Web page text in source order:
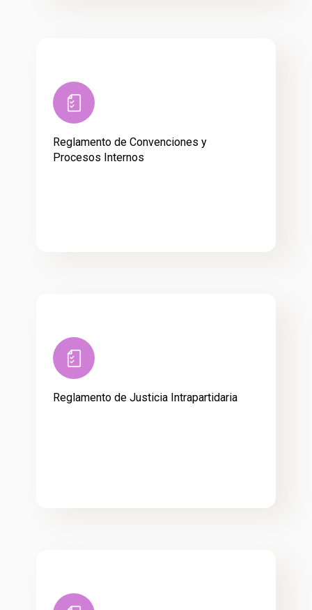
Reglamento de Convenciones y
Procesos Internos
Reglamento de Justicia Intrapartidaria